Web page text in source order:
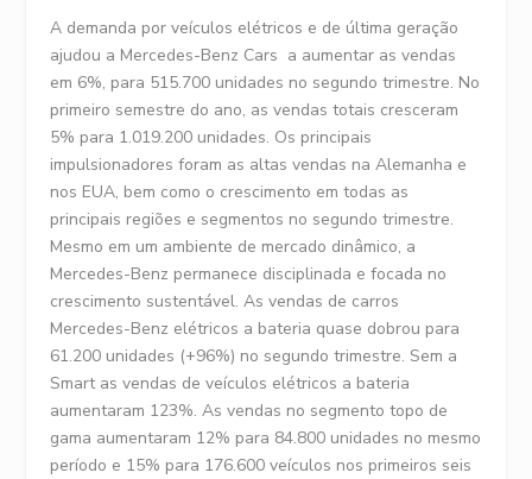
A demanda por veículos elétricos e de última geração
ajudou a Mercedes-Benz Cars a aumentar as vendas
em 6%, para 515.700 unidades no segundo trimestre. No
primeiro semestre do ano, as vendas totais cresceram
5% para 1.019.200 unidades. Os principais
impulsionadores foram as altas vendas na Alemanha e
nos EUA, bem como o crescimento em todas as
principais regiões e segmentos no segundo trimestre.
Mesmo em um ambiente de mercado dinâmico, a
Mercedes-Benz permanece disciplinada e focada no
crescimento sustentável. As vendas de carros
Mercedes-Benz elétricos a bateria quase dobrou para
61.200 unidades (+96%) no segundo trimestre. Sem a
Smart as vendas de veículos elétricos a bateria
aumentaram 123%. As vendas no segmento topo de
gama aumentaram 12% para 84.800 unidades no mesmo
período e 15% para 176.600 veículos nos primeiros seis